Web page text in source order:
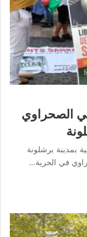
الصحراوي
بمدينة برشلونة
في الحرية…